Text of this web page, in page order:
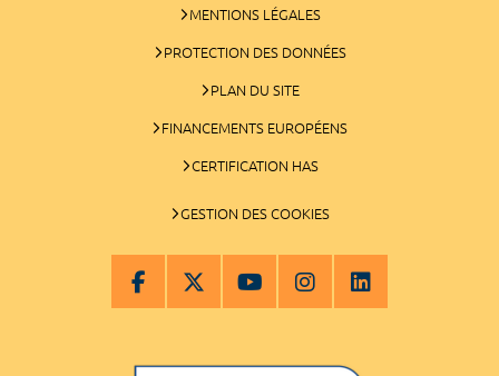
MENTIONS LÉGALES
PROTECTION DES DONNÉES
PLAN DU SITE
FINANCEMENTS EUROPÉENS
CERTIFICATION HAS
GESTION DES COOKIES